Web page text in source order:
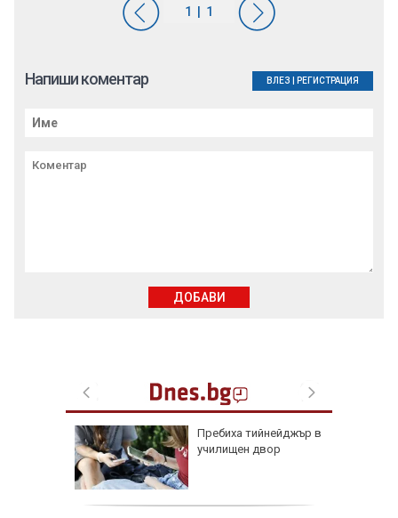
Пребиха тийнейджър в
училищен двор
Напиши коментар ВЛЕЗ РЕГИСТРАЦИЯ
ДОБАВИ